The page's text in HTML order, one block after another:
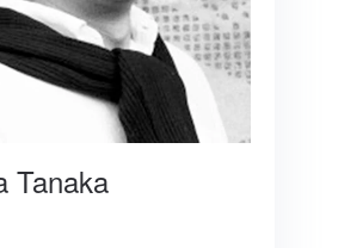
Tanaka